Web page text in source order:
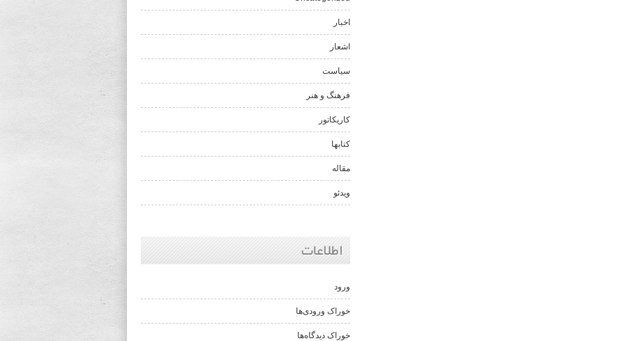
اخبار
اشعار
سیاست
فرهنگ و هنر
کاریکاتور
کتابها
مقاله
ویدئو
اطلاعات
ورود
خوراک ورودی‌ها
خوراک دیدگاه‌ها